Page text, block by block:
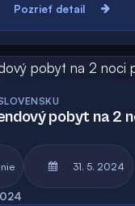
Pozrieť detail
pobyt na 2
31. 5. 2024